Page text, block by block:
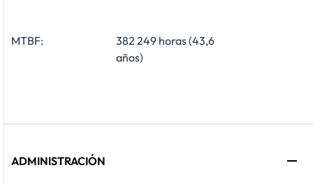
MTBF:
382 249 horas (43,6
años)
ADMINISTRACIÓN